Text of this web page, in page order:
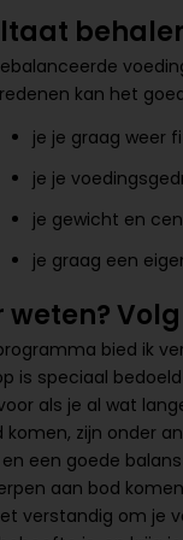
kan het
je je graag weer
je je
je gewicht en
je graag een
weten?
bied ik
is speciaal
als je al wat
komen, zijn onder
een goede
aan bod
verstandig om je